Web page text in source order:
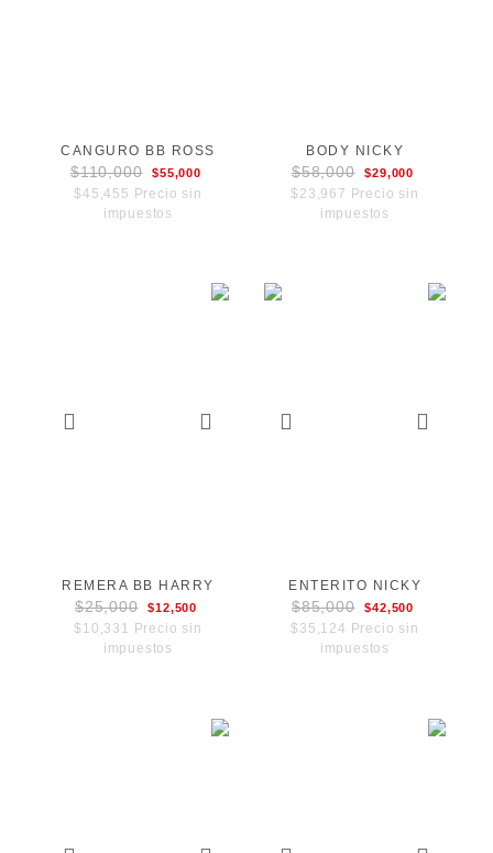
CANGURO BB ROSS
$110,000 $55,000
$45,455 Precio sin
impuestos
BODY NICKY
$58,000 $29,000
$23,967 Precio sin
impuestos
REMERA BB HARRY
$25,000 $12,500
$10,331 Precio sin
impuestos
ENTERITO NICKY
$85,000 $42,500
$35,124 Precio sin
impuestos